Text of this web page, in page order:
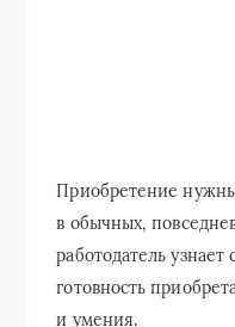
Приобретение
в обычных,
работодатель узнает
готовность
и умения.